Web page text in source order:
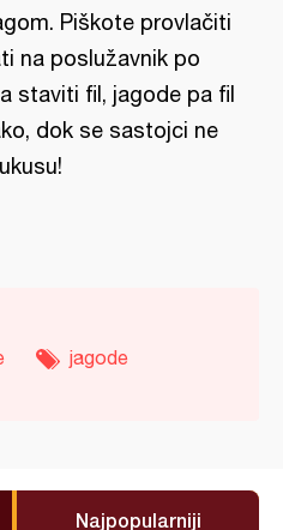
Piškote provlačiti
na poslužavnik po
staviti fil, jagode pa fil
dok se sastojci ne
jagode
Najpopularniji